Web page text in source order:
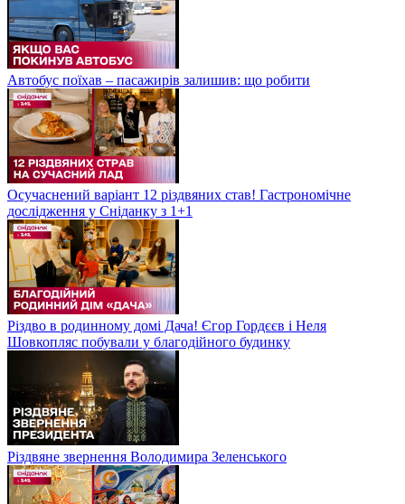
Автобус поїхав – пасажирів залишив: що робити
Осучаснений варіант 12 різдвяних став! Гастрономічне
дослідження у Сніданку з 1+1
Різдво в родинному домі Дача! Єгор Гордєєв і Неля
Шовкопляс побували у благодійного будинку
Різдвяне звернення Володимира Зеленського